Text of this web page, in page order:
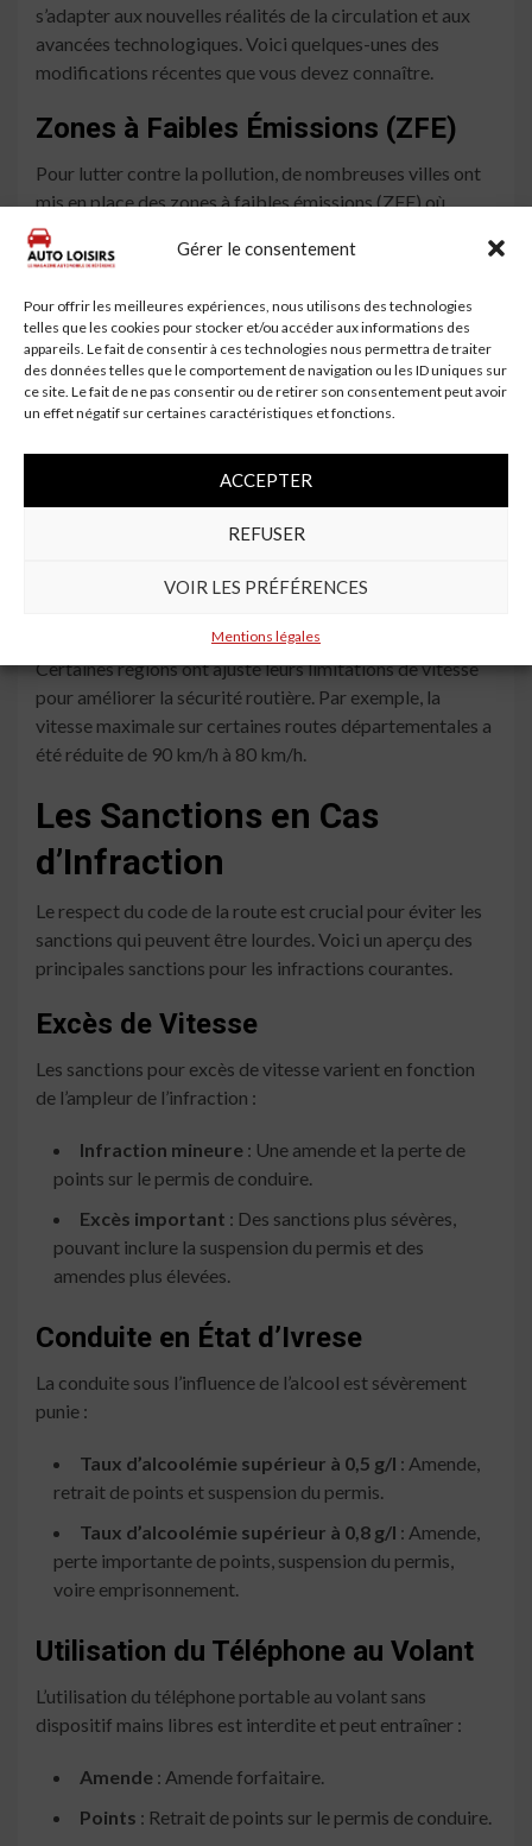
Gérer le consentement
Pour offrir les meilleures expériences, nous utilisons des technologies
telles que les cookies pour stocker et/ou accéder aux informations des
appareils. Le fait de consentir à ces technologies nous permettra de traiter
des données telles que le comportement de navigation ou les ID uniques sur
ce site. Le fait de ne pas consentir ou de retirer son consentement peut avoir
un effet négatif sur certaines caractéristiques et fonctions.
ACCEPTER
REFUSER
VOIR LES PRÉFÉRENCES
Mentions légales
s’adapter aux nouvelles réalités de la circulation et aux
avancées technologiques. Voici quelques-unes des
modifications récentes que vous devez connaître.
Zones à Faibles Émissions (ZFE)
Pour lutter contre la pollution, de nombreuses villes ont
mis en place des zones à faibles émissions (ZFE) où
l’accès est limité aux véhicules les moins polluants.
Assurez-vous de connaître les règles spécifiques de
Réglementation des Trottinettes
Électriques
Avec l’augmentation de l’utilisation des trottinettes
électriques, de nouvelles règles ont été introduites pour
réguler leur circulation. Les trottinettes doivent
respecter les limitations de vitesse et les règles de
circulation, et leur utilisation sur les trottoirs est
Nouvelles Limitations de Vitesse
Certaines régions ont ajusté leurs limitations de vitesse
pour améliorer la sécurité routière. Par exemple, la
vitesse maximale sur certaines routes départementales a
été réduite de 90 km/h à 80 km/h.
Les Sanctions en Cas
d’Infraction
Le respect du code de la route est crucial pour éviter les
sanctions qui peuvent être lourdes. Voici un aperçu des
principales sanctions pour les infractions courantes.
Excès de Vitesse
Les sanctions pour excès de vitesse varient en fonction
de l’ampleur de l’infraction :
Infraction mineure : Une amende et la perte de
points sur le permis de conduire.
Excès important : Des sanctions plus sévères,
pouvant inclure la suspension du permis et des
amendes plus élevées.
Conduite en État d’Ivrese
La conduite sous l’influence de l’alcool est sévèrement
punie :
Taux d’alcoolémie supérieur à 0,5 g/l : Amende,
retrait de points et suspension du permis.
Taux d’alcoolémie supérieur à 0,8 g/l : Amende,
perte importante de points, suspension du permis,
voire emprisonnement.
Utilisation du Téléphone au Volant
L’utilisation du téléphone portable au volant sans
dispositif mains libres est interdite et peut entraîner :
Amende : Amende forfaitaire.
Points : Retrait de points sur le permis de conduire.